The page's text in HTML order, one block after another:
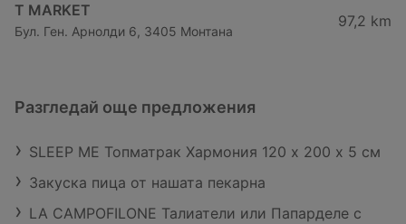
T MARKET
Бул. Ген. Арнолди 6, 3405 Монтана
97,2 km
Разгледай още предложения
SLEEP ME Топматрак Хармония 120 х 200 х 5 см
Закуска пица от нашата пекарна
LA CAMPOFILONE Талиатели или Папарделе с